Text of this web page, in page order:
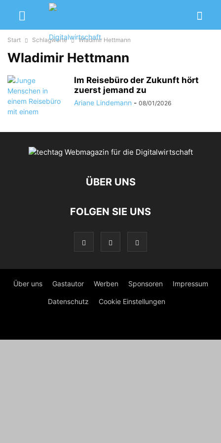
Start Schlagworte Wladimir Hettmann
Wladimir Hettmann
Im Reisebüro der Zukunft hört
zuerst jemand zu
Ariane Lindemann - 08/01/2026
ÜBER UNS
FOLGEN SIE UNS
Über uns Gastautor Werben Sponsoren Impressum
Datenschutz Cookie Einstellungen